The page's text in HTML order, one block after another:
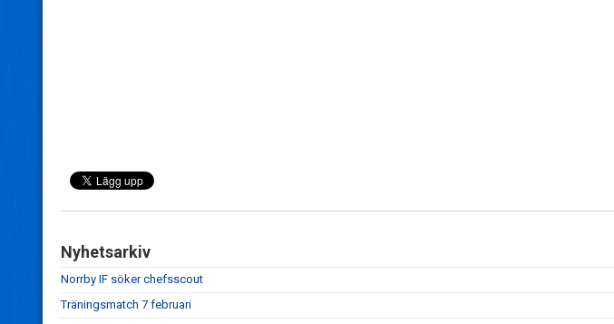
Nyhetsarkiv
Norrby IF söker chefsscout
Träningsmatch 7 februari